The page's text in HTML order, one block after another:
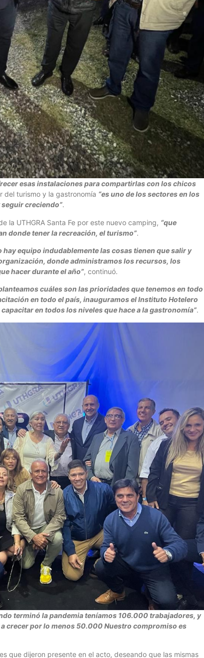
esas instalaciones para compartirlas con los chicos
del turismo y la gastronomía “es uno de los sectores en los
creciendo”.
la UTHGRA Santa Fe por este nuevo camping, “que
donde tener la recreación, el turismo”.
equipo indudablemente las cosas tienen que salir y
donde administramos los recursos, los
hacer durante el año”, continuó.
cuáles son las prioridades que tenemos en todo
en todo el país, inauguramos el Instituto Hotelero
en todos los niveles que hace a la gastronomía”.
terminó la pandemia teníamos 106.000 trabajadores, y
crecer por lo menos 50.000 Nuestro compromiso es
que dijeron presente en el acto, deseando que las mismas